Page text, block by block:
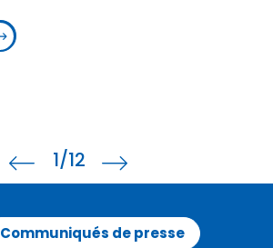
1/12
Communiqués de presse